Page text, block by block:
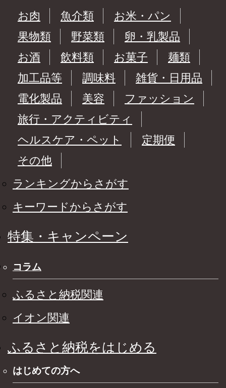
お肉
魚介類
お米・パン
果物類
野菜類
卵・乳製品
お酒
飲料類 お菓子
麺類
加工品等
調味料
雑貨・日用品
電化製品
美容
ファッション
旅行・アクティビティ
ヘルスケア・ペット
定期便
その他
ランキングからさがす
キーワードからさがす
特集・キャンペーン
コラム
ふるさと納税関連
イオン関連
ふるさと納税をはじめる
はじめての方へ